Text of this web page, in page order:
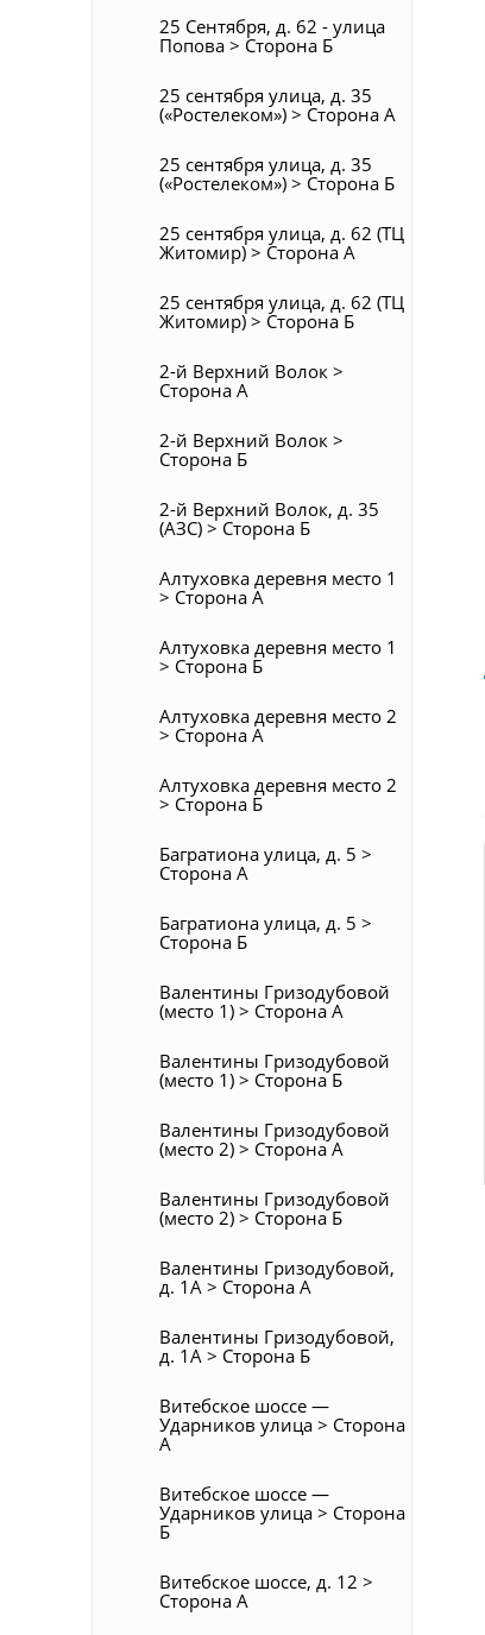
25 Сентября, д. 62 - улица
Попова > Сторона Б
25 сентября улица, д. 35
(«Ростелеком») > Сторона А
25 сентября улица, д. 35
(«Ростелеком») > Сторона Б
25 сентября улица, д. 62 (ТЦ
Житомир) > Сторона А
25 сентября улица, д. 62 (ТЦ
Житомир) > Сторона Б
2-й Верхний Волок >
Сторона А
2-й Верхний Волок >
Сторона Б
2-й Верхний Волок, д. 35
(АЗС) > Сторона Б
Алтуховка деревня место 1
> Сторона А
Алтуховка деревня место 1
> Сторона Б
Алтуховка деревня место 2
> Сторона А
Алтуховка деревня место 2
> Сторона Б
Багратиона улица, д. 5 >
Сторона А
Багратиона улица, д. 5 >
Сторона Б
Валентины Гризодубовой
(место 1) > Сторона А
Валентины Гризодубовой
(место 1) > Сторона Б
Валентины Гризодубовой
(место 2) > Сторона А
Валентины Гризодубовой
(место 2) > Сторона Б
Валентины Гризодубовой,
д. 1А > Сторона А
Валентины Гризодубовой,
д. 1А > Сторона Б
Витебское шоссе —
Ударников улица > Сторона
А
Витебское шоссе —
Ударников улица > Сторона
Б
Витебское шоссе, д. 12 >
Сторона А